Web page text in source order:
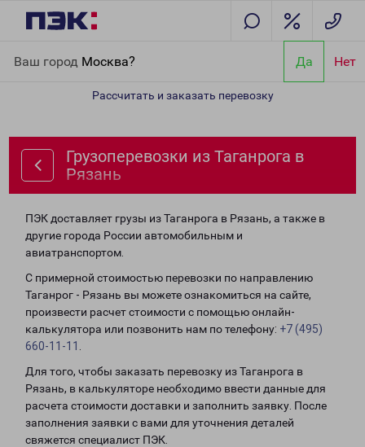
Ваш город Москва? Да Нет
Рассчитать и заказать перевозку
Грузоперевозки из Таганрога в
Рязань
ПЭК доставляет грузы из Таганрога в Рязань, а также в
другие города России автомобильным и
авиатранспортом.
С примерной стоимостью перевозки по направлению
Таганрог - Рязань вы можете ознакомиться на сайте,
произвести расчет стоимости с помощью онлайн-
калькулятора или позвонить нам по телефону: +7 (495)
660-11-11
Для того, чтобы заказать перевозку из Таганрога в
Рязань, в калькуляторе необходимо ввести данные для
расчета стоимости доставки и заполнить заявку. После
заполнения заявки с вами для уточнения деталей
свяжется специалист ПЭК.